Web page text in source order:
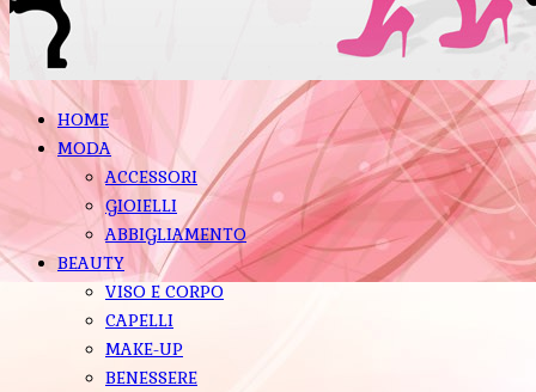
HOME
MODA
ACCESSORI
GIOIELLI
ABBIGLIAMENTO
BEAUTY
VISO E CORPO
CAPELLI
MAKE-UP
BENESSERE